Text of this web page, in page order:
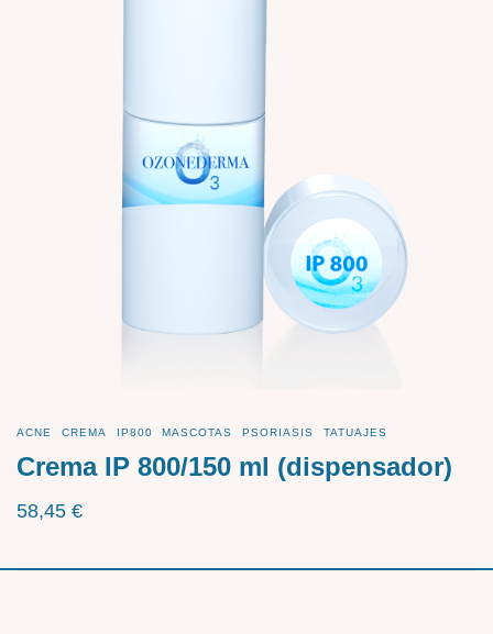
ACNE CREMA IP800 MASCOTAS PSORIASIS TATUAJES
Crema IP 800/150 ml (dispensador)
58,45 €